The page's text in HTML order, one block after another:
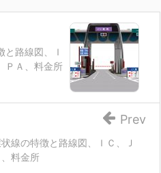
と路線図、Ｉ
ＰＡ、料金所
線の特徴と路線図、ＩＣ、Ｊ
料金所
Prev